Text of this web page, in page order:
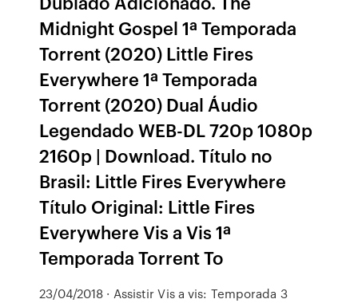
Midnight Gospel 1ª Temporada
Torrent (2020) Little Fires
Everywhere 1ª Temporada
Torrent (2020) Dual Áudio
Legendado WEB-DL 720p 1080p
2160p | Download. Título no
Brasil: Little Fires Everywhere
Título Original: Little Fires
Everywhere Vis a Vis 1ª
Temporada Torrent To
23/04/2018 · Assistir Vis a vis: Temporada 3